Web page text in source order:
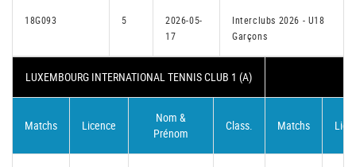
18G093 5
2026-05-
17
Interclubs 2026 - U18
Garçons
LUXEMBOURG INTERNATIONAL TENNIS CLUB 1 (A)
Matchs Licence
Nom &
Prénom
Class. Matchs